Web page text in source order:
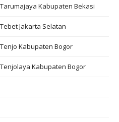
Kabupaten Bekasi
Jakarta Selatan
Kabupaten Bogor
Kabupaten Bogor